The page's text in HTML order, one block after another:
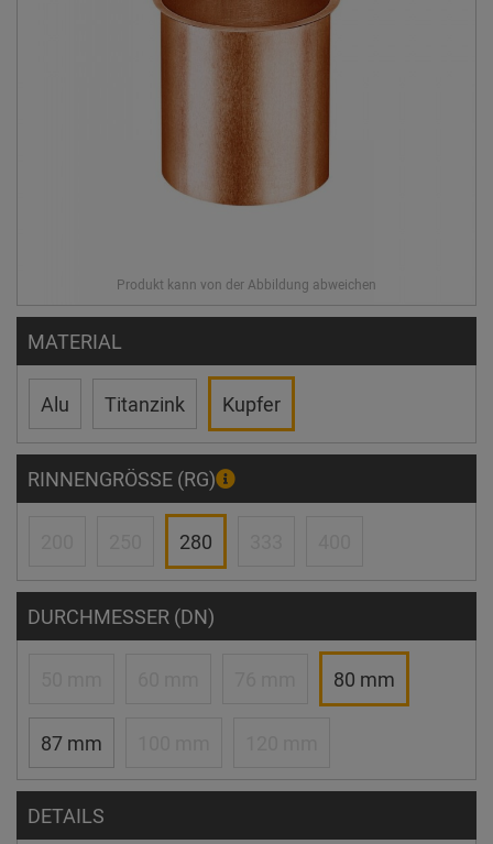
MATERIAL
Alu Titanzink Kupfer
RINNENGRÖSSE (RG)
280
DURCHMESSER (DN)
80 mm
87 mm
DETAILS